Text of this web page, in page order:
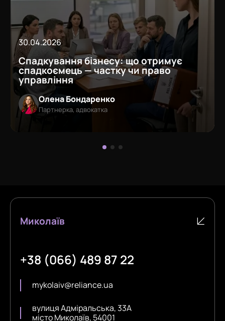
30.04.2026
Спадкування бізнесу: що отримує
спадкоємець — частку чи право
управління
Олена Бондаренко
Партнерка, адвокатка
Миколаїв
+38 (066) 489 87 22
mykolaiv@reliance.ua
вулиця Адміральська, 33А
місто Миколаїв, 54001